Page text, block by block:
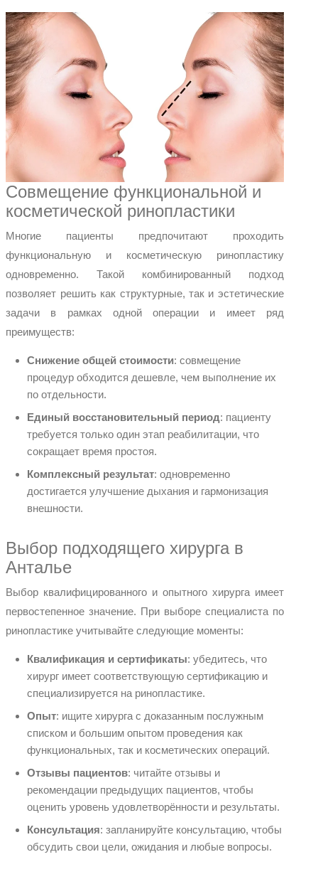
Совмещение функциональной и
косметической ринопластики
Многие пациенты предпочитают проходить
функциональную и косметическую ринопластику
одновременно. Такой комбинированный подход
позволяет решить как структурные, так и эстетические
задачи в рамках одной операции и имеет ряд
преимуществ:
Снижение общей стоимости: совмещение
процедур обходится дешевле, чем выполнение их
по отдельности.
Единый восстановительный период: пациенту
требуется только один этап реабилитации, что
сокращает время простоя.
Комплексный результат: одновременно
достигается улучшение дыхания и гармонизация
внешности.
Выбор подходящего хирурга в
Анталье
Выбор квалифицированного и опытного хирурга имеет
первостепенное значение. При выборе специалиста по
ринопластике учитывайте следующие моменты:
Квалификация и сертификаты: убедитесь, что
хирург имеет соответствующую сертификацию и
специализируется на ринопластике.
Опыт: ищите хирурга с доказанным послужным
списком и большим опытом проведения как
функциональных, так и косметических операций.
Отзывы пациентов: читайте отзывы и
рекомендации предыдущих пациентов, чтобы
оценить уровень удовлетворённости и результаты.
Консультация: запланируйте консультацию, чтобы
обсудить свои цели, ожидания и любые вопросы.